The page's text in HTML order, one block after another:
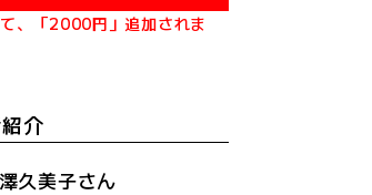
、「2000円」追加されま
介
久美子さん